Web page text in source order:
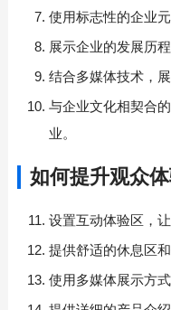
使用标志性的企业
展示企业的发展历
结合多媒体技术，
与企业文化相契合
业。
如何提升观众体
设置互动体验区，
提供舒适的休息区
使用多媒体展示方